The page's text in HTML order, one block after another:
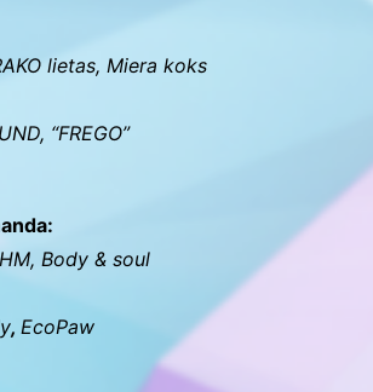
lietas, Miera koks
“FREGO”
Body & soul
, EcoPaw